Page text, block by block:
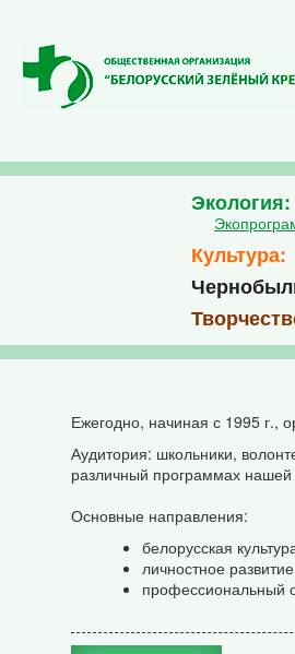
Экология
Культура
Ежегодно, начиная с 1995 г.,
Аудитория: школьники,
различный программах нашей
Основные направления:
белорусская
личностное
профессиональный